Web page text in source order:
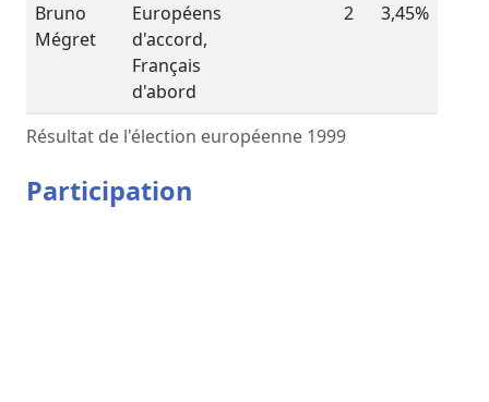
Résultat de l'élection européenne 1999
Bruno
Mégret
Européens
d'accord,
Français
d'abord
2 3,45%
Participation